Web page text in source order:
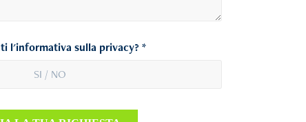
l'informativa sulla privacy? *